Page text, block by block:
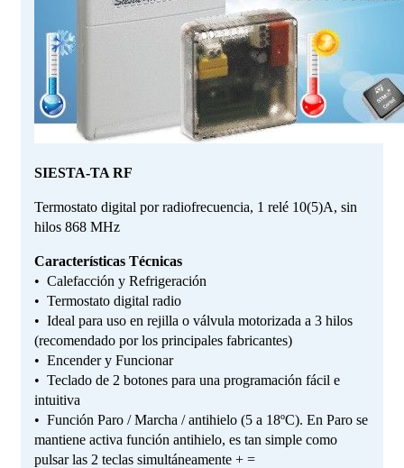
SIESTA-TA RF
Termostato digital por radiofrecuencia, 1 relé 10(5)A, sin
hilos 868 MHz
Características Técnicas
• Calefacción y Refrigeración
• Termostato digital radio
• Ideal para uso en rejilla o válvula motorizada a 3 hilos
(recomendado por los principales fabricantes)
• Encender y Funcionar
• Teclado de 2 botones para una programación fácil e
intuitiva
• Función Paro / Marcha / antihielo (5 a 18ºC). En Paro se
mantiene activa función antihielo, es tan simple como
pulsar las 2 teclas simultáneamente + =